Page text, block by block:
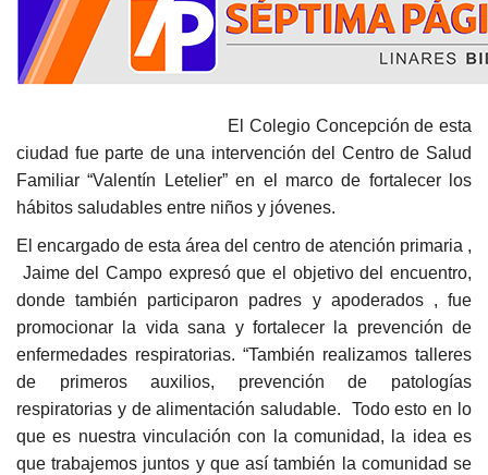
El Colegio Concepción de esta
ciudad fue parte de una intervención del Centro de Salud
Familiar “Valentín Letelier” en el marco de fortalecer los
hábitos saludables entre niños y jóvenes.
El encargado de esta área del centro de atención primaria ,
Jaime del Campo expresó que el objetivo del encuentro,
donde también participaron padres y apoderados , fue
promocionar la vida sana y fortalecer la prevención de
enfermedades respiratorias. “También realizamos talleres
de primeros auxilios, prevención de patologías
respiratorias y de alimentación saludable. Todo esto en lo
que es nuestra vinculación con la comunidad, la idea es
que trabajemos juntos y que así también la comunidad se